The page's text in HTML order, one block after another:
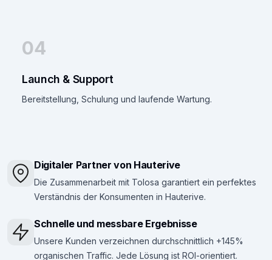
04
Launch & Support
Bereitstellung, Schulung und laufende Wartung.
Digitaler Partner von Hauterive
Die Zusammenarbeit mit Tolosa garantiert ein perfektes
Verständnis der Konsumenten in Hauterive.
Schnelle und messbare Ergebnisse
Unsere Kunden verzeichnen durchschnittlich +145%
organischen Traffic. Jede Lösung ist ROI-orientiert.